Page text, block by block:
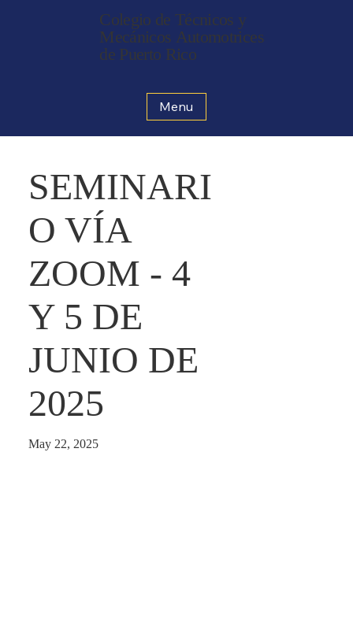
Menu
Colegio de Técnicos y
Mecánicos Automotrices
de Puerto Rico
SEMINARI
O VÍA
ZOOM - 4
Y 5 DE
JUNIO DE
2025
May 22, 2025